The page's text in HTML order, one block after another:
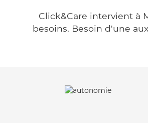
Click&Care intervient à
besoins. Besoin d'une